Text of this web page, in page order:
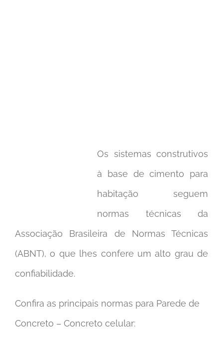
Os sistemas construtivos
à base de cimento para
habitação seguem
normas técnicas da
Associação Brasileira de Normas Técnicas
(ABNT), o que lhes confere um alto grau de
confiabilidade.
Confira as principais normas para Parede de
Concreto – Concreto celular: